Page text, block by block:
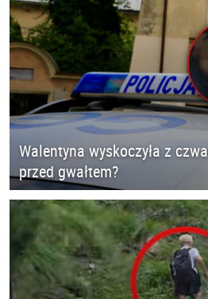
Walentyna wyskoczyła z
przed gwałtem?